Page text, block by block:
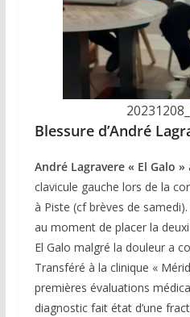
Blessure d’André
André Lagravere « El Galo »
clavicule gauche lors de la
à Piste (cf brèves de
au moment de placer la
El Galo malgré la douleur a
Transféré à la clinique «
premières évaluations
diagnostic fait état d’une